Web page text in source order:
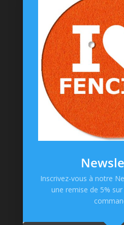
T-shirts
Chaussettes
Goodies
Informations
Messagerie Facebook
Mentions Légales
Politique de confidentialité
Paiement en ligne
Inscrivez-vous à notre
une remise de 5%